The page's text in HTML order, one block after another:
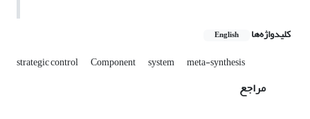
کلیدواژه‌ها English
strategic control Component system meta-synthesis
مراجع